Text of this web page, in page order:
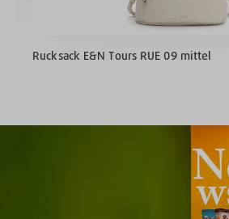
Rucksack E&N Tours RUE 09 mittel